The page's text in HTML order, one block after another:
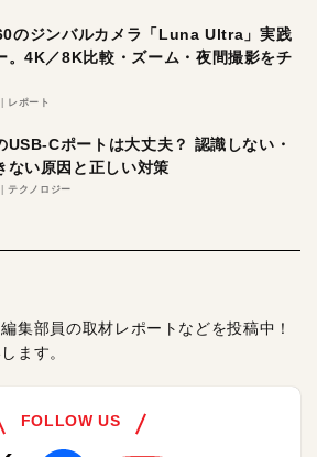
のジンバルカメラ「Luna Ultra」実践
。4K／8K比較・ズーム・夜間撮影をチ
レポート
USB-Cポートは大丈夫？ 認識しない・
ない原因と正しい対策
テクノロジー
集部員の取材レポートなどを投稿中！
ます。
FOLLOW US